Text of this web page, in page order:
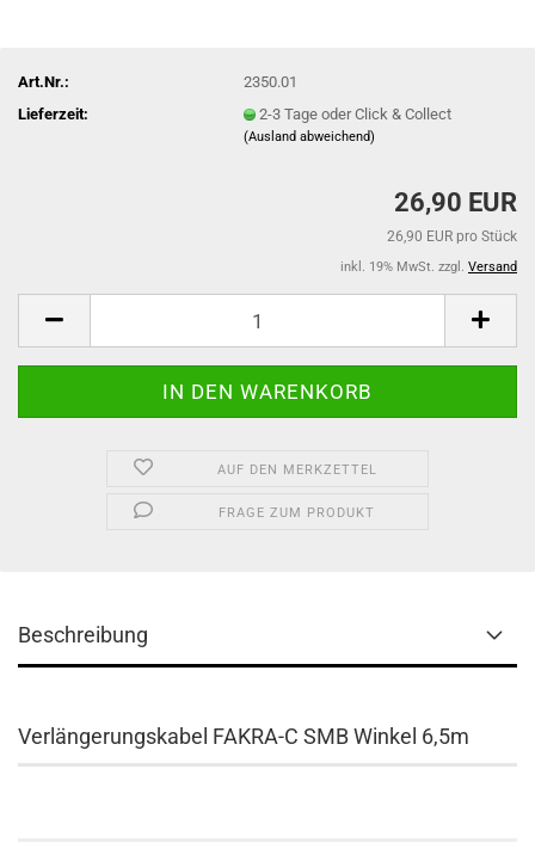
Art.Nr.:
2350.01
Lieferzeit:
2-3 Tage oder Click & Collect
(Ausland abweichend)
26,90 EUR
26,90 EUR pro Stück
inkl. 19% MwSt. zzgl. Versand
AUF DEN MERKZETTEL
FRAGE ZUM PRODUKT
Beschreibung
Verlängerungskabel FAKRA-C SMB Winkel 6,5m